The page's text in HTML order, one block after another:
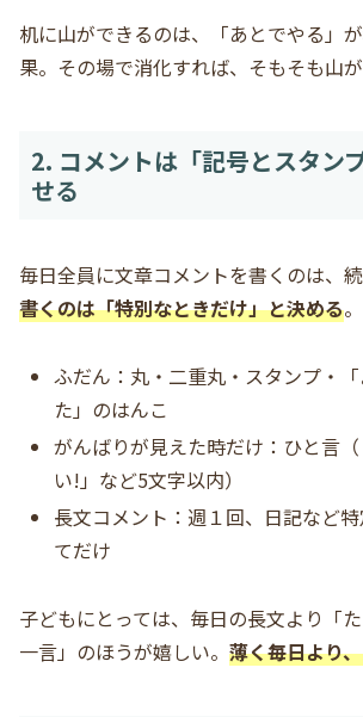
机に山ができるのは、「あとでやる」
果。その場で消化すれば、そもそも山が
2. コメントは「記号とスタン
せる
毎日全員に文章コメントを書くのは、続
書くのは「特別なときだけ」と決める。
ふだん：丸・二重丸・スタンプ・
た」のはんこ
がんばりが見えた時だけ：ひと言
い!」など5文字以内）
長文コメント：週１回、日記など
てだけ
子どもにとっては、毎日の長文より「
一言」のほうが嬉しい。 薄く毎日より